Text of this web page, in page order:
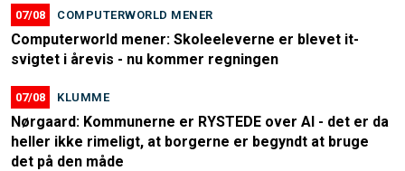
07/08 COMPUTERWORLD MENER
Computerworld mener: Skoleeleverne er blevet it-
svigtet i årevis - nu kommer regningen
07/08 KLUMME
Nørgaard: Kommunerne er RYSTEDE over AI - det er da
heller ikke rimeligt, at borgerne er begyndt at bruge
det på den måde